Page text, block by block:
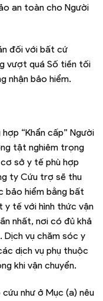
an toàn cho Người
đối với bất cứ
vượt quá Số tiền tối
nhận bảo hiểm.
“Khẩn cấp” Người
tật nghiêm trọng
sở y tế phù hợp
ty Cứu trợ sẽ thu
bảo hiểm bằng bất
y tế với hình thức vận
nhất, nơi có đủ khả
Dịch vụ chăm sóc y
dịch vụ phụ thuộc
khi vận chuyển.
như ở Mục (a) nêu